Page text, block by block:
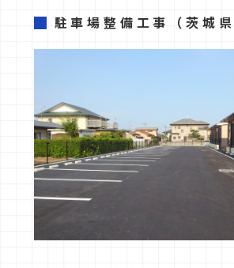
駐車場整備工事 （茨城県